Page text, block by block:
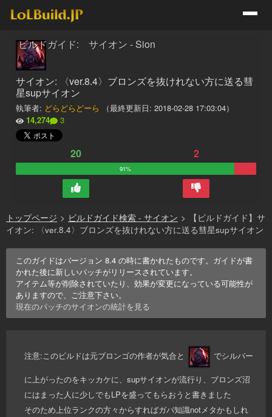
ビルドガイド: サイオン - Sion
サイオン: 〈ver.8.4〉ブロンズを抜けれない方に送る彗
星supサイオン
執筆者: どらどらどーら （最終更新日: 2018-02-28 17:03:04）
14,274
3
20 2
91%
トップページ > ビルドガイド検索 - サイオン >
【ビルドガイド】サ
イオン: 〈ver.8.4〉ブロンズを抜けれない方に送る彗星supサイオン
このガイドはバージョン8.4 の時に書かれたものです。ガイドが書
かれた後に新しいパッチがリリースされています。
アイテム等が削除されていたり、効果が変更になっている可能性が
ありますので、ご注意下さい。
現在のパッチのサイオンの統計を見る
注意:このビルドは元ブロンゴの作者が気合と でシルバー
に上がったのをキッカケに、supサイオンが流行り、ブロンズ沼
にはまった人に少しでもLPを盛ってもらおうと書きました
そのため上位ランクの方々からすればガバ知識notメタかもしれ